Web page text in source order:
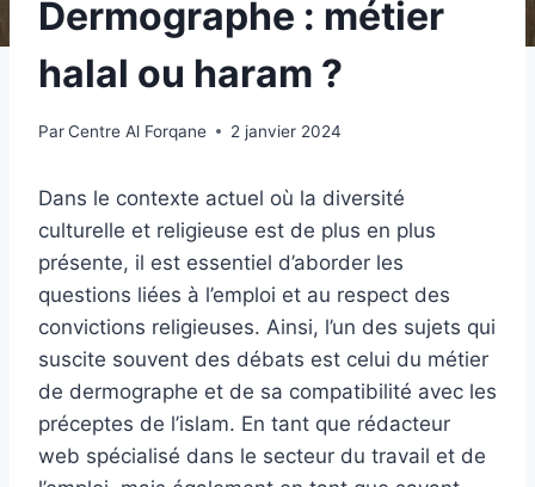
Dermographe : métier
halal ou haram ?
ParCentre Al Forqane 2 janvier 2024
Dans le contexte actuel où la diversité
culturelle et religieuse est de plus en plus
présente, il est essentiel d’aborder les
questions liées à l’emploi et au respect des
convictions religieuses. Ainsi, l’un des sujets qui
suscite souvent des débats est celui du métier
de dermographe et de sa compatibilité avec les
préceptes de l’islam. En tant que rédacteur
web spécialisé dans le secteur du travail et de